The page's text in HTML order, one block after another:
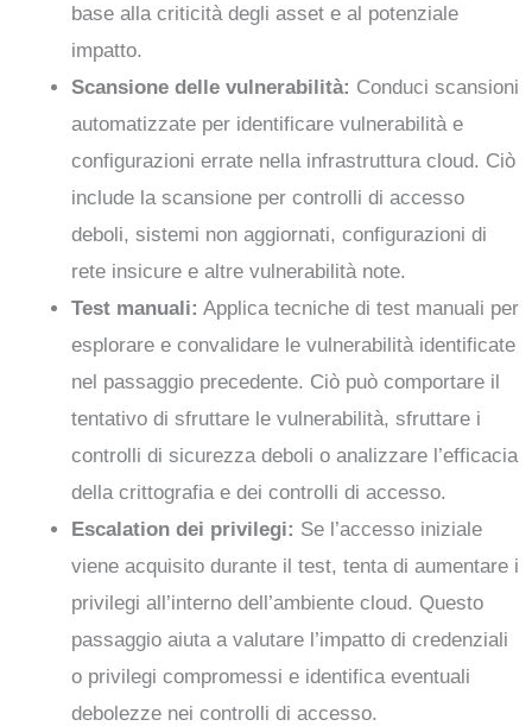
base alla criticità degli asset e al potenziale
impatto.
Scansione delle vulnerabilità: Conduci scansioni
automatizzate per identificare vulnerabilità e
configurazioni errate nella infrastruttura cloud. Ciò
include la scansione per controlli di accesso
deboli, sistemi non aggiornati, configurazioni di
rete insicure e altre vulnerabilità note.
Test manuali: Applica tecniche di test manuali per
esplorare e convalidare le vulnerabilità identificate
nel passaggio precedente. Ciò può comportare il
tentativo di sfruttare le vulnerabilità, sfruttare i
controlli di sicurezza deboli o analizzare l’efficacia
della crittografia e dei controlli di accesso.
Escalation dei privilegi: Se l’accesso iniziale
viene acquisito durante il test, tenta di aumentare i
privilegi all’interno dell’ambiente cloud. Questo
passaggio aiuta a valutare l’impatto di credenziali
o privilegi compromessi e identifica eventuali
debolezze nei controlli di accesso.